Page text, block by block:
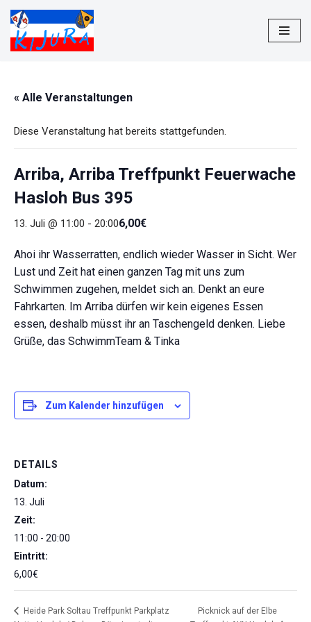
Zum
Inhalt
« Alle Veranstaltungen
Diese Veranstaltung hat bereits stattgefunden.
Arriba, Arriba Treffpunkt Feuerwache
Hasloh Bus 395
13. Juli @ 11:00 - 20:006,00€
Ahoi ihr Wasserratten, endlich wieder Wasser in Sicht. Wer
Lust und Zeit hat einen ganzen Tag mit uns zum
Schwimmen zugehen, meldet sich an. Denkt an eure
Fahrkarten. Im Arriba dürfen wir kein eigenes Essen
essen, deshalb müsst ihr an Taschengeld denken. Liebe
Grüße, das SchwimmTeam & Tinka
Zum Kalender hinzufügen
DETAILS
Datum:
13. Juli
Zeit:
11:00 - 20:00
Eintritt:
6,00€
Heide Park Soltau Treffpunkt Parkplatz
Picknick auf der Elbe